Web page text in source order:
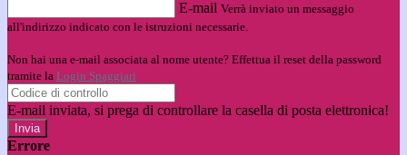
E-mail Verrà inviato un messaggio
all'indirizzo indicato con le istruzioni necessarie.
Non hai una e-mail associata al nome utente? Effettua il reset della password
tramite la Login Spaggiari
E-mail inviata, si prega di controllare la casella di posta elettronica!
Errore